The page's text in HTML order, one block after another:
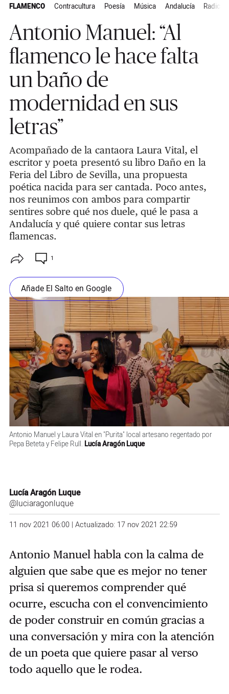
FLAMENCO Contracultura Poesía Música Andalucía Radical
Antonio Manuel: “Al
flamenco le hace falta
un baño de
modernidad en sus
letras”
Acompañado de la cantaora Laura Vital, el
escritor y poeta presentó su libro Daño en la
Feria del Libro de Sevilla, una propuesta
poética nacida para ser cantada. Poco antes,
nos reunimos con ambos para compartir
sentires sobre qué nos duele, qué le pasa a
Andalucía y qué quiere contar sus letras
flamencas.
1
Añade El Salto en Google
Antonio Manuel y Laura Vital en "Purita" local artesano regentado por
Pepa Beteta y Felipe Rull. Lucía Aragón Luque
Lucía Aragón Luque
@luciaragonluque
11 nov 2021 06:00 | Actualizado: 17 nov 2021 22:59
Antonio Manuel habla con la calma de
alguien que sabe que es mejor no tener
prisa si queremos comprender qué
ocurre, escucha con el convencimiento
de poder construir en común gracias a
una conversación y mira con la atención
de un poeta que quiere pasar al verso
todo aquello que le rodea.